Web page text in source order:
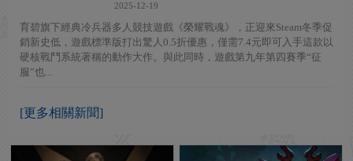
2025-12-19
育碧旗下經典冷兵器多人競技遊戲《榮耀戰魂》，正迎來Steam冬季促
銷新史低，遊戲標準版打出驚人0.5折優惠，僅需7.4元即可入手這款以
硬核戰鬥系統著稱的動作大作。與此同時，遊戲第九年第四賽季“征
服”也...
[更多相關新聞]